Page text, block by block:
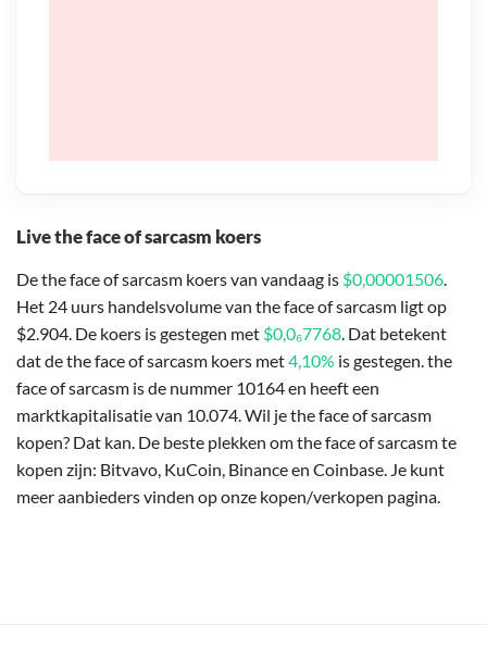
Live the face of sarcasm koers
De the face of sarcasm koers van vandaag is $0,00001506.
Het 24 uurs handelsvolume van the face of sarcasm ligt op
$2.904. De koers is gestegen met $0,0₆7768. Dat betekent
dat de the face of sarcasm koers met4,10% is gestegen. the
face of sarcasm is de nummer 10164 en heeft een
marktkapitalisatie van 10.074. Wil je the face of sarcasm
kopen? Dat kan. De beste plekken om the face of sarcasm te
kopen zijn: Bitvavo, KuCoin, Binance en Coinbase. Je kunt
meer aanbieders vinden op onze kopen/verkopen pagina.